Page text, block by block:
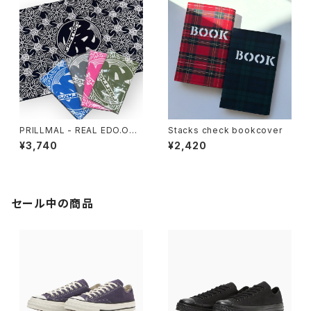
PRILLMAL - REAL EDO.OG 1
8th 手拭い
¥3,740
Stacks check bookcover
¥2,420
セール中の商品